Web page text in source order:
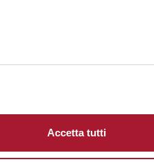
Accetta tutti